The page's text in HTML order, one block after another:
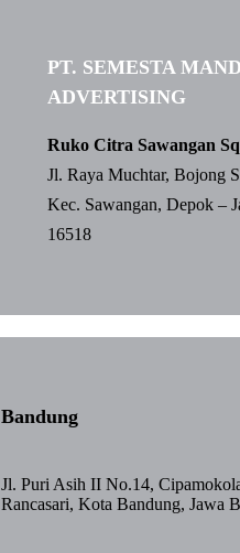
PT. SEMESTA
ADVERTISING
Ruko Citra Sawangan
Jl. Raya Muchtar, Bojong
Kec. Sawangan, Depok –
16518
Bandung
Jl. Puri Asih II No.14,
Rancasari, Kota Bandung, Jawa